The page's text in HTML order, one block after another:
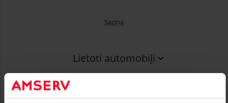
Saziņa
Lietoti automobiļi
Serviss